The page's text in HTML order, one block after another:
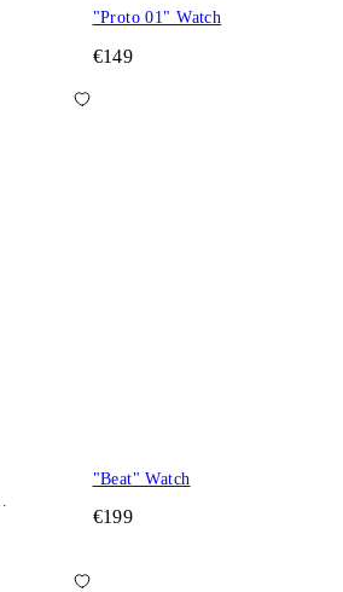
"Proto 01" Watch
€149
"Beat" Watch
€199